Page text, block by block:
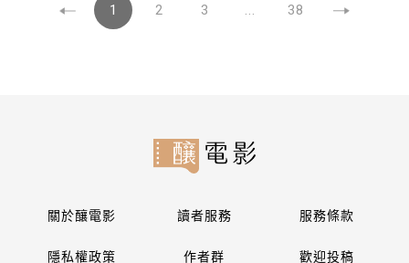
1 2 3 ... 38
關於釀電影 讀者服務 服務條款
隱私權政策 作者群 歡迎投稿